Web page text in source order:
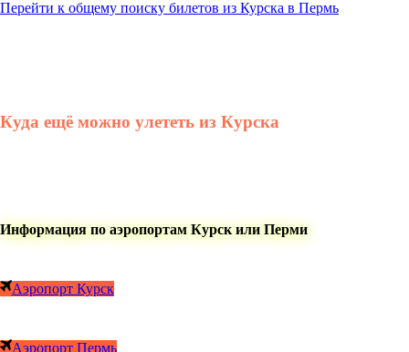
Перейти к общему поиску билетов из Курска в Пермь
Куда ещё можно улететь из Курска
Информация по аэропортам Курск или Перми
Аэропорт Курск
Аэропорт Пермь